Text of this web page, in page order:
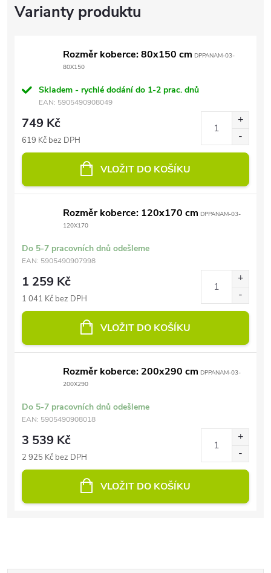
Rozměr koberce: 80x150 cm DPPANAM-03-
80X150
Skladem - rychlé dodání do 1-2 prac. dnů
EAN: 5905490908049
749 Kč
619 Kč bez DPH
VLOŽIT DO KOŠÍKU
Rozměr koberce: 120x170 cm DPPANAM-03-
120X170
Do 5-7 pracovních dnů odešleme
EAN: 5905490907998
1 259 Kč
1 041 Kč bez DPH
VLOŽIT DO KOŠÍKU
Rozměr koberce: 200x290 cm DPPANAM-03-
200X290
Do 5-7 pracovních dnů odešleme
EAN: 5905490908018
3 539 Kč
2 925 Kč bez DPH
VLOŽIT DO KOŠÍKU